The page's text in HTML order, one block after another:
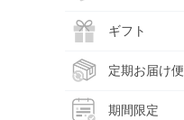
ギフト
定期お届け便
期間限定